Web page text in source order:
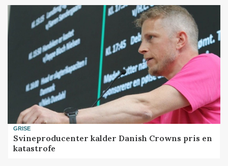
GRISE
Svineproducenter kalder Danish Crowns pris en
katastrofe